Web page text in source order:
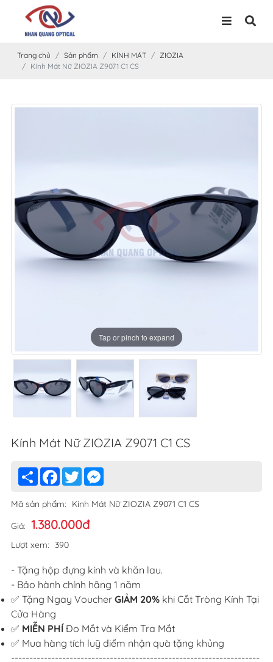
Trang chủ Sản phẩm KÍNH MÁT
ZIOZIA
Kính Mát Nữ ZIOZIA Z9071 C1 CS
Tap or pinch to expand
Tap or pinch to expand
Tap or pinch to expand
Kính Mát Nữ ZIOZIA Z9071 C1 CS
ShareFacebook
TwitterMessenger
Mã sản phẩm:
Kính Mát Nữ ZIOZIA Z9071 C1 CS
Giá: 1.380.000đ
Lượt xem: 390
- Tặng hộp đựng kính và khăn lau.
- Bảo hành chính hãng 1 năm
✅ Tặng Ngay Voucher GIẢM 20%khi Cắt Tròng Kính Tại
Cửa Hàng
✅ MIỄN PHÍĐo Mắt và Kiểm Tra Mắt
✅ Mua hàng tích luỹ điểm nhận quà tặng khủng
--------------------------------------------------------------------